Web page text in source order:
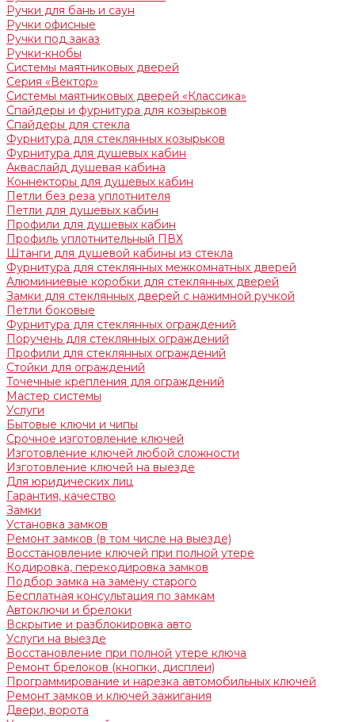
Ручки для бань и саун
Ручки офисные
Ручки под заказ
Ручки-кнобы
Системы маятниковых дверей
Серия «Вектор»
Системы маятниковых дверей «Классика»
Спайдеры и фурнитура для козырьков
Спайдеры для стекла
Фурнитура для стеклянных козырьков
Фурнитура для душевых кабин
Акваслайд душевая кабина
Коннекторы для душевых кабин
Петли без реза уплотнителя
Петли для душевых кабин
Профили для душевых кабин
Профиль уплотнительный ПВХ
Штанги для душевой кабины из стекла
Фурнитура для стеклянных межкомнатных дверей
Алюминиевые коробки для стеклянных дверей
Замки для стеклянных дверей с нажимной ручкой
Петли боковые
Фурнитура для стеклянных ограждений
Поручень для стеклянных ограждений
Профили для стеклянных ограждений
Стойки для ограждений
Точечные крепления для ограждений
Мастер системы
Услуги
Бытовые ключи и чипы
Срочное изготовление ключей
Изготовление ключей любой сложности
Изготовление ключей на выезде
Для юридических лиц
Гарантия, качество
Замки
Установка замков
Ремонт замков (в том числе на выезде)
Восстановление ключей при полной утере
Кодировка, перекодировка замков
Подбор замка на замену старого
Бесплатная консультация по замкам
Автоключи и брелоки
Вскрытие и разблокировка авто
Услуги на выезде
Восстановление при полной утере ключа
Ремонт брелоков (кнопки, дисплеи)
Программирование и нарезка автомобильных ключей
Ремонт замков и ключей зажигания
Двери, ворота